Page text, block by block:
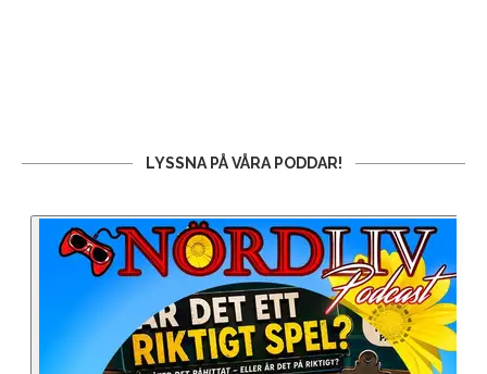
LYSSNA PÅ VÅRA PODDAR!